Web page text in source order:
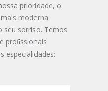
prioridade, o
moderna
seu sorriso. Temos
proﬁssionais
especialidades: